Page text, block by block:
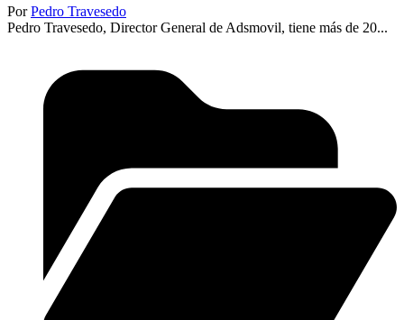
PorPedro Travesedo
Pedro Travesedo, Director General de Adsmovil, tiene más de 20...